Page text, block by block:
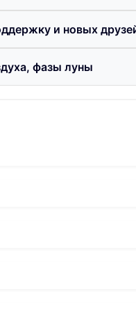
и новых
фазы луны